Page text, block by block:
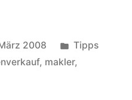
2008
unter
Tipps
, makler,